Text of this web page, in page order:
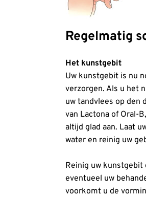
Regelmatig
Het kunstgebit
Uw kunstgebit is nu
verzorgen. Als u het
uw tandvlees op den
van Lactona of Oral-
altijd glad aan. Laat
water en reinig uw
Reinig uw kunstgebit
eventueel uw
voorkomt u de